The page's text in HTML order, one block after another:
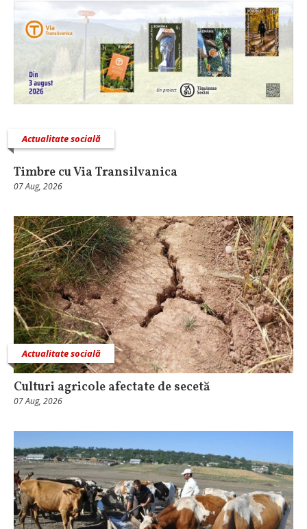
Actualitate socială
Timbre cu Via Transilvanica
07 Aug, 2026
Actualitate socială
Culturi agricole afectate de secetă
07 Aug, 2026